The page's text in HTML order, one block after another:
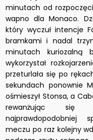
minutach od
wapno dla Monaco.
który wyczuł intencje
bramkami i nadal
minutach kuriozalną
wykorzystał
przeturlała się po
sekundach ponownie
ośmieszył Stonsa, a
rewanżując się
najprawdopodobniej
meczu po raz kolejny